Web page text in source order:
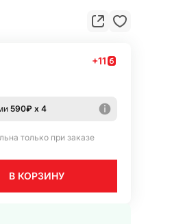
+11
590₽ х 4
только при заказе
В КОРЗИНУ